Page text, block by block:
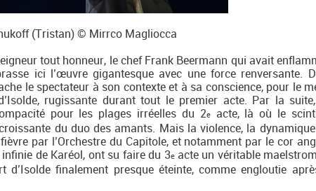
(Tristan) © Mirrco Magliocca
tout honneur, le chef Frank Beermann qui avait
ici l’œuvre gigantesque avec une force renversante.
le spectateur à son contexte et à sa conscience, pour le
rugissante durant tout le premier acte. Par la
pour les plages irréelles du 2eacte, là où le
du duo des amants. Mais la violence, la
par l’Orchestre du Capitole, et notamment par le cor
de Karéol, ont su faire du 3e acte un véritable
d’Isolde finalement presque éteinte, comme engloutie